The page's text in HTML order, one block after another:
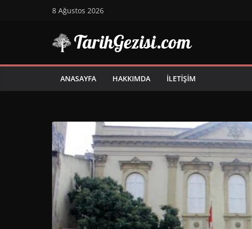
8 Ağustos 2026
ANASAYFA HAKKIMDA İLETIŞIM